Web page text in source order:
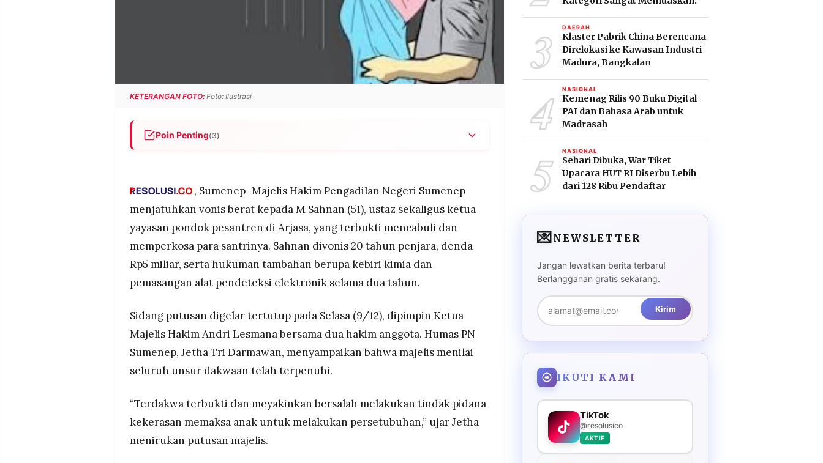
KETERANGAN FOTO: Foto: Ilustrasi
Poin Penting(3)
pengumuman identitas terdakwa di media. Korban kekerasan seksual berjumlah
delapan santri.
Putusan diapresiasi kuasa hukum korban sebagai langkah tegas dalam
pemberantasan kekerasan seksual terhadap anak, terutama karena pelaku
, Sumenep–Majelis Hakim Pengadilan Negeri Sumenep
menjatuhkan vonis berat kepada M Sahnan (51), ustaz sekaligus ketua
yayasan pondok pesantren di Arjasa, yang terbukti mencabuli dan
memperkosa para santrinya. Sahnan divonis 20 tahun penjara, denda
Rp5 miliar, serta hukuman tambahan berupa kebiri kimia dan
pemasangan alat pendeteksi elektronik selama dua tahun.
Sidang putusan digelar tertutup pada Selasa (9/12), dipimpin Ketua
Majelis Hakim Andri Lesmana bersama dua hakim anggota. Humas PN
Sumenep, Jetha Tri Darmawan, menyampaikan bahwa majelis menilai
seluruh unsur dakwaan telah terpenuhi.
“Terdakwa terbukti dan meyakinkan bersalah melakukan tindak pidana
kekerasan memaksa anak untuk melakukan persetubuhan,” ujar Jetha
menirukan putusan majelis.
3 DAERAH
Klaster Pabrik China Berencana
Direlokasi ke Kawasan Industri
Madura, Bangkalan
4 NASIONAL
Kemenag Rilis 90 Buku Digital
PAI dan Bahasa Arab untuk
Madrasah
5 NASIONAL
Sehari Dibuka, War Tiket
Upacara HUT RI Diserbu Lebih
dari 128 Ribu Pendaftar
💌NEWSLETTER
Jangan lewatkan berita terbaru!
Berlangganan gratis sekarang.
Kirim
IKUTI KAMI
TikTok
@resolusico
AKTIF